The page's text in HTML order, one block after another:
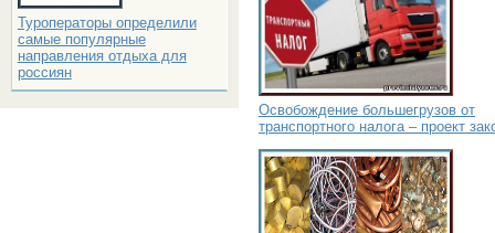
Туроператоры определили
самые популярные
направления отдыха для
россиян
Освобождение большегрузов от
транспортного налога – проект